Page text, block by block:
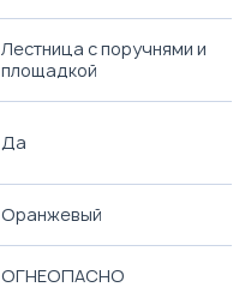
Лестница с поручнями и
площадкой
Да
Оранжевый
ОГНЕОПАСНО